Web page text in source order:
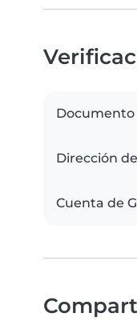
Dirección
Cuenta de